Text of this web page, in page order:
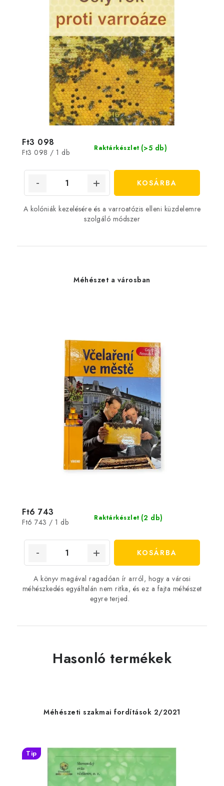
Raktárkészlet (>5 db)
Ft3 098
Egységár:
Ft3 098 / 1 db
KOSÁRBA
A kolóniák kezelésére és a varroatózis elleni küzdelemre
szolgáló módszer
Méhészet a városban
Raktárkészlet (2 db)
Ft6 743
Egységár:
Ft6 743 / 1 db
KOSÁRBA
A könyv magával ragadóan ír arról, hogy a városi
méhészkedés egyáltalán nem ritka, és ez a fajta méhészet
egyre terjed.
Hasonló termékek
Méhészeti szakmai fordítások 2/2021
Tip